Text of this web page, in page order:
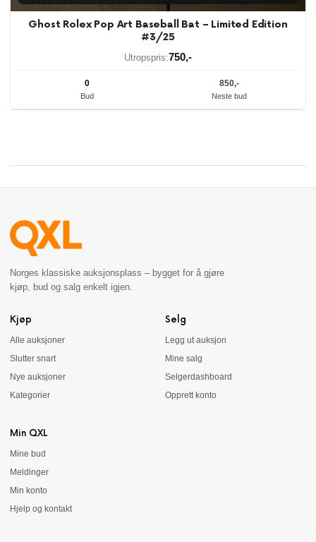
Ghost Rolex Pop Art Baseball Bat – Limited Edition
#3/25
Utropspris:750,-
0
Bud
850,-
Neste bud
Norges klassiske auksjonsplass – bygget for å gjøre
kjøp, bud og salg enkelt igjen.
Kjøp
Alle auksjoner
Slutter snart
Nye auksjoner
Kategorier
Selg
Legg ut auksjon
Mine salg
Selgerdashboard
Opprett konto
Min QXL
Mine bud
Meldinger
Min konto
Hjelp og kontakt